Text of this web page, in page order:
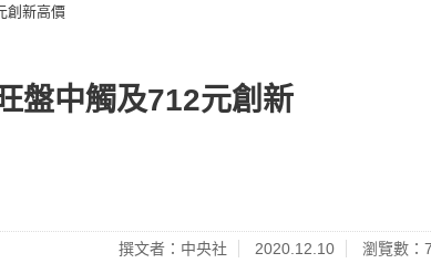
創新高價
盤中觸及712元創新
撰文者：中央社 2020.12.10 瀏覽數：